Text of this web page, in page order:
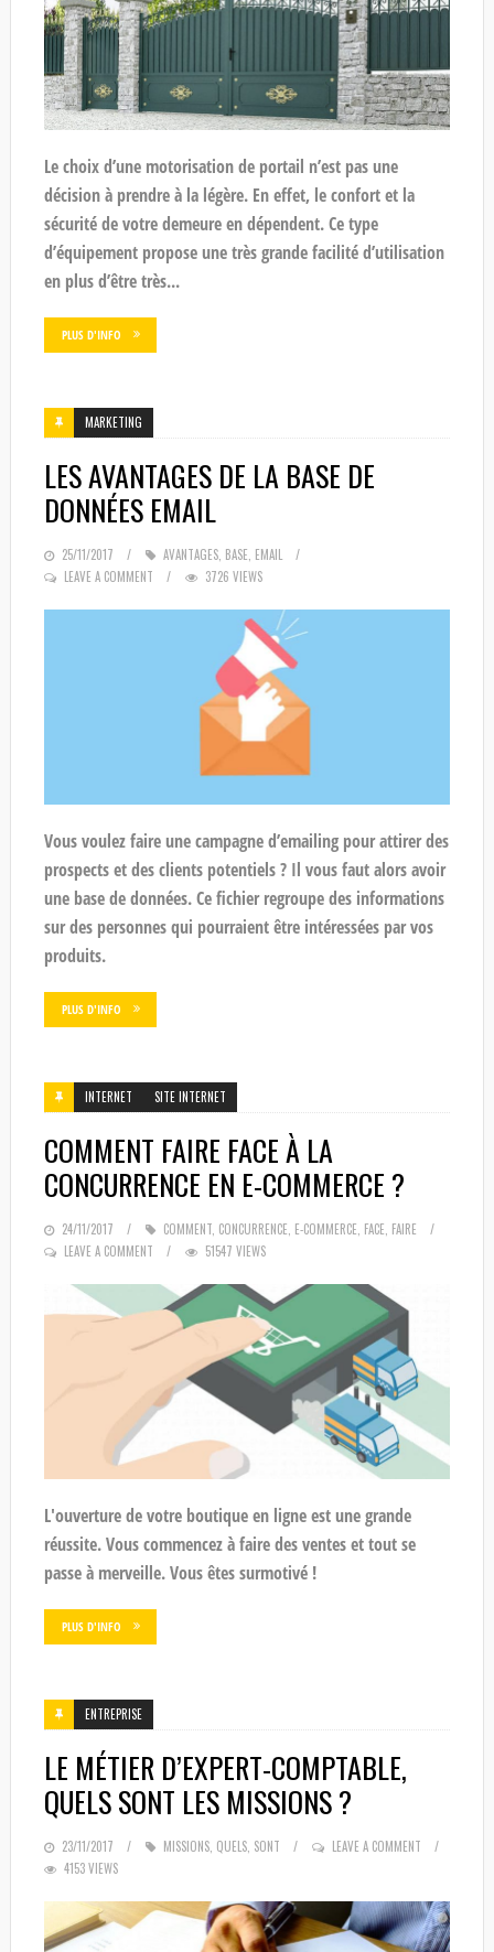
Le choix d’une motorisation de portail n’est pas une
décision à prendre à la légère. En effet, le confort et la
sécurité de votre demeure en dépendent. Ce type
d’équipement propose une très grande facilité d’utilisation
en plus d’être très...
PLUS D'INFO
MARKETING
LES AVANTAGES DE LA BASE DE
DONNÉES EMAIL
POSTED
ON
25/11/2017 AVANTAGES, BASE, EMAIL
LEAVE A COMMENT
3726 VIEWS
Vous voulez faire une campagne d’emailing pour attirer des
prospects et des clients potentiels ? Il vous faut alors avoir
une base de données. Ce fichier regroupe des informations
sur des personnes qui pourraient être intéressées par vos
produits.
PLUS D'INFO
INTERNET SITE INTERNET
COMMENT FAIRE FACE À LA
CONCURRENCE EN E-COMMERCE ?
POSTED
ON
24/11/2017 COMMENT, CONCURRENCE, E-COMMERCE, FACE, FAIRE
LEAVE A COMMENT
51547 VIEWS
L'ouverture de votre boutique en ligne est une grande
réussite. Vous commencez à faire des ventes et tout se
passe à merveille. Vous êtes surmotivé !
PLUS D'INFO
ENTREPRISE
LE MÉTIER D’EXPERT-COMPTABLE,
QUELS SONT LES MISSIONS ?
POSTED
ON
23/11/2017 MISSIONS, QUELS, SONT
LEAVE A COMMENT
4153 VIEWS